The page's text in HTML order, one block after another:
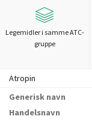
Legemidler i samme ATC-
gruppe
Atropin
Generisk navn
Handelsnavn